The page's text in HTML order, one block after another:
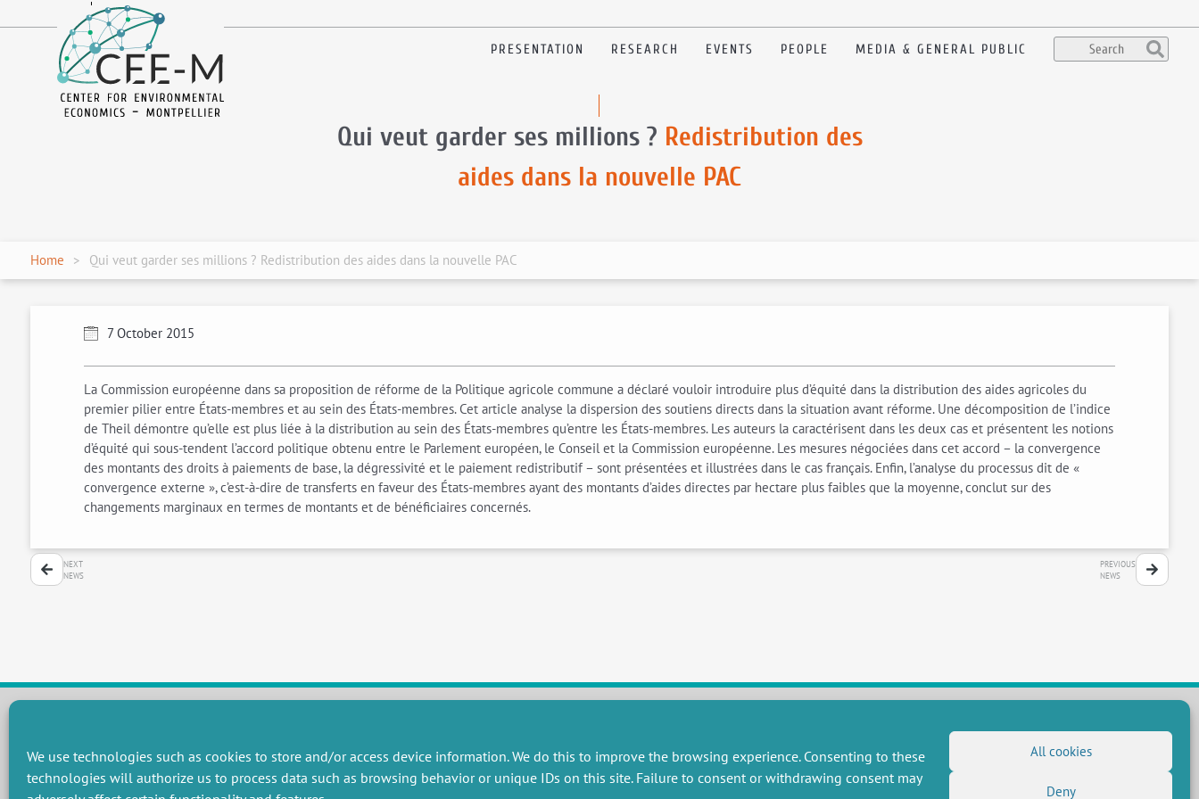
We use technologies such as cookies to store and/or access device information. We do this to improve the browsing experience. Consenting to these
technologies will authorize us to process data such as browsing behavior or unique IDs on this site. Failure to consent or withdrawing consent may
All cookies
Deny
en
PRESENTATION RESEARCH EVENTS PEOPLE MEDIA & GENERAL PUBLIC
Qui veut garder ses millions ? Redistribution des
aides dans la nouvelle PAC
Home Qui veut garder ses millions ? Redistribution des aides dans la nouvelle PAC
7 October 2015
La Commission européenne dans sa proposition de réforme de la Politique agricole commune a déclaré vouloir introduire plus d’équité dans la distribution des aides agricoles du
premier pilier entre États-membres et au sein des États-membres. Cet article analyse la dispersion des soutiens directs dans la situation avant réforme. Une décomposition de l’indice
de Theil démontre qu’elle est plus liée à la distribution au sein des États-membres qu’entre les États-membres. Les auteurs la caractérisent dans les deux cas et présentent les notions
d’équité qui sous-tendent l’accord politique obtenu entre le Parlement européen, le Conseil et la Commission européenne. Les mesures négociées dans cet accord – la convergence
des montants des droits à paiements de base, la dégressivité et le paiement redistributif – sont présentées et illustrées dans le cas français. Enfin, l’analyse du processus dit de «
convergence externe », c’est-à-dire de transferts en faveur des États-membres ayant des montants d’aides directes par hectare plus faibles que la moyenne, conclut sur des
changements marginaux en termes de montants et de bénéficiaires concernés.
NEXT
NEWS
PREVIOUS
NEWS
RESEARCH GROUPS
Preservation of natural resources and biodiversity
RESEARCH
Members publications
MISCELLANEOUS
Job offers
FOLLOW US